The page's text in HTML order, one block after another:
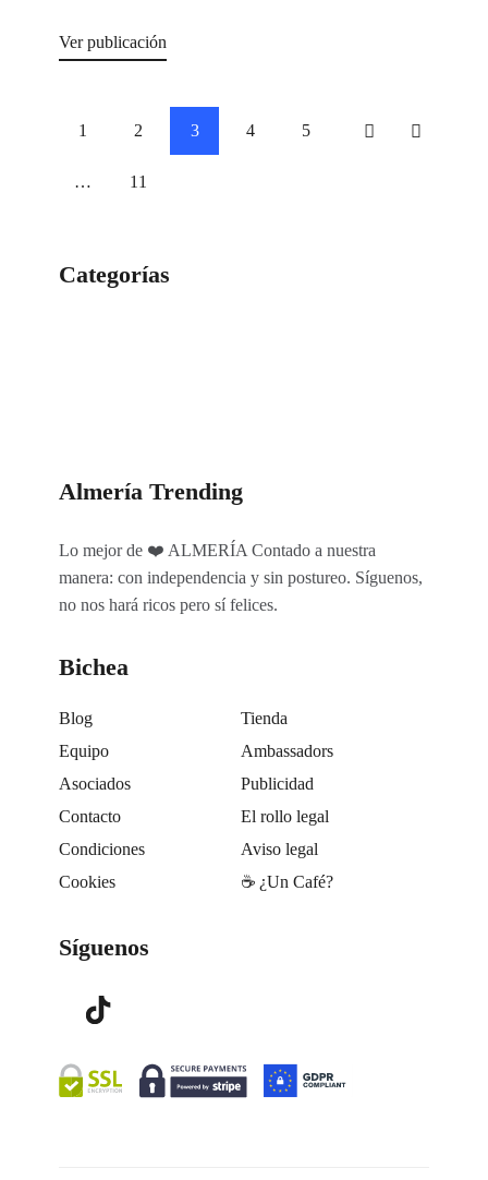
Ver publicación
Paginación
entradas
<
PÁGINA
1 PÁGINA
2 PÁGINA
3 PÁGINA
4 PÁGINA
5
… PÁGINA
11
>
Categorías
Almería Trending
Lo mejor de ❤️ ALMERÍA Contado a nuestra
manera: con independencia y sin postureo. Síguenos,
no nos hará ricos pero sí felices.
Bichea
Blog
Tienda
Equipo
Ambassadors
Asociados
Publicidad
Contacto
El rollo legal
Condiciones
Aviso legal
Cookies
☕️ ¿Un Café?
Síguenos